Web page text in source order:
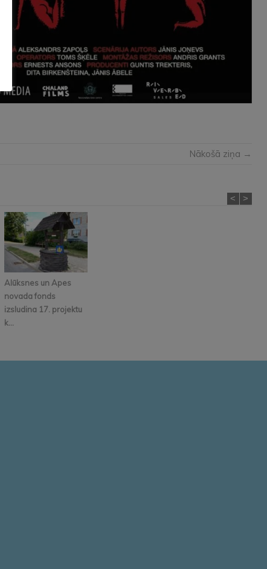
Nākošā ziņa →
Alūksnes un Apes
novada fonds
izsludina 17. projektu
k...
< >